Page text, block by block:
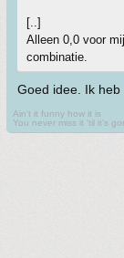
[..]
Alleen 0,0 voor
combinatie.
Goed idee. Ik heb
Ain't it funny how it is
You never miss it 'til it's